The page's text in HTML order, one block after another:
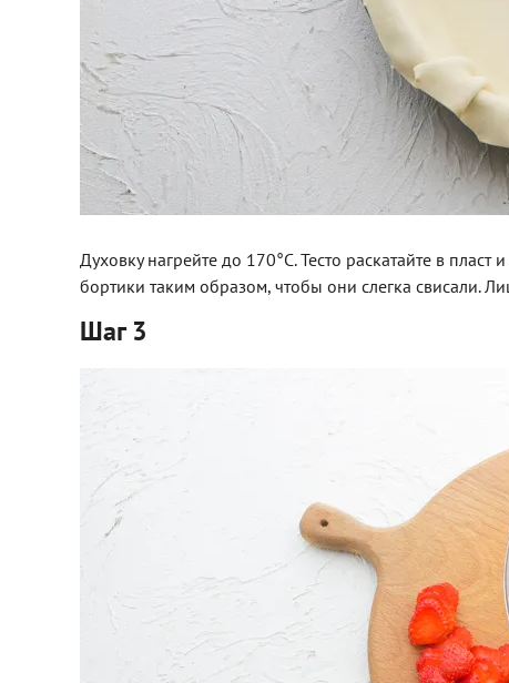
Духовку нагрейте до 170°C. Тесто раскатайте в
бортики таким образом, чтобы они слегка свисали.
Шаг 3